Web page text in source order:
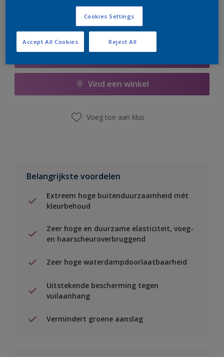
Vind een winkel
Voeg toe aan klus
Belangrijkste voordelen
Extreem hoge buitenduurzaamheid mét
kleurbehoud
Zeer hoge en duurzame elasticiteit, voeg-
en haarscheuroverbruggend
Zeer hoge waterdampdoorlaatbaarheid
Uitstekende bescherming tegen
vuilaanhang
Vermindert groene aanslag
Cookies Settings
Reject All
Accept All Cookies